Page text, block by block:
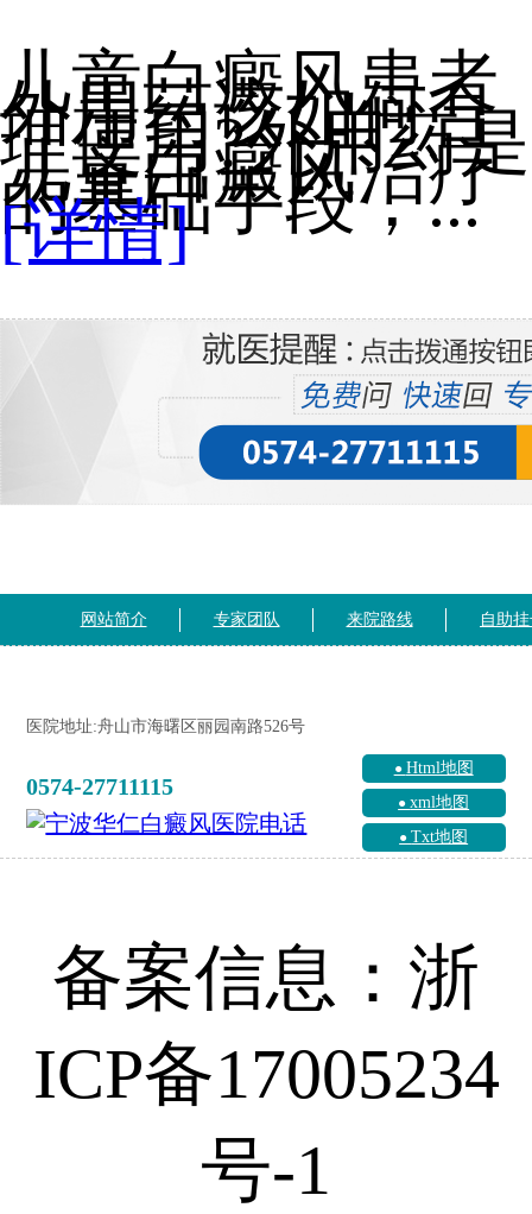
儿童白癜风患者
外用药该如何合
理使用?外用药是
儿童白癜风治疗
的基础手段，...
[详情]
网站简介 专家团队 来院路线 自助
医院地址:舟山市海曙区丽园南路526号
0574-27711115
Html地图
xml地图
Txt地图
备案信息：浙
ICP备17005234
号-1